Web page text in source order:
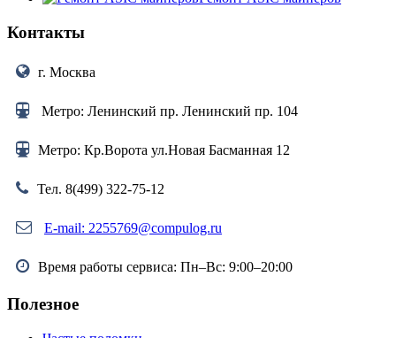
Контакты
г. Москва
Метро: Ленинский пр. Ленинский пр. 104
Метро: Кр.Ворота ул.Новая Басманная 12
Тел. 8(499) 322-75-12
E-mail: 2255769@compulog.ru
Время работы сервиса: Пн–Вс: 9:00–20:00
Полезное